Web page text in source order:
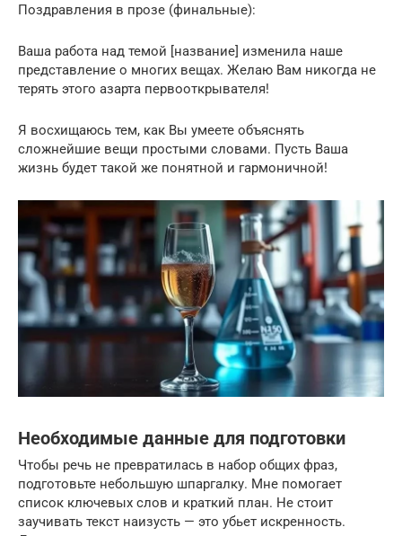
Поздравления в прозе (финальные):
Ваша работа над темой [название] изменила наше
представление о многих вещах. Желаю Вам никогда не
терять этого азарта первооткрывателя!
Я восхищаюсь тем, как Вы умеете объяснять
сложнейшие вещи простыми словами. Пусть Ваша
жизнь будет такой же понятной и гармоничной!
Необходимые данные для подготовки
Чтобы речь не превратилась в набор общих фраз,
подготовьте небольшую шпаргалку. Мне помогает
список ключевых слов и краткий план. Не стоит
заучивать текст наизусть — это убьет искренность.